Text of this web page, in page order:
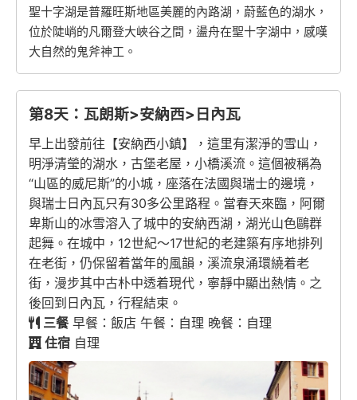
聖十字湖是普羅旺斯地區美麗的內路湖，蔚藍色的湖水，
位於陡峭的凡爾登大峽谷之間，盪舟在聖十字湖中，感嘆
大自然的鬼斧神工。
第8天：瓦朗斯>安納西>日內瓦
早上出發前往【安納西小鎮】，這里有潔淨的雪山，
明淨清瑩的湖水，古堡老屋，小橋溪流。這個被稱為
“山區的威尼斯”的小城，座落在法國與瑞士的邊境，
與瑞士日內瓦只有30多公里路程。當春天來臨，阿爾
卑斯山的冰雪溶入了城中的安納西湖，湖光山色鷗群
起舞。在城中，12世紀～17世紀的老建築有序地排列
在老街，仍保留着當年的風韻，溪流泉涌環繞着老
街，漫步其中古朴中透着現代，寧靜中顯出熱情。之
後回到日內瓦，行程結束。
三餐早餐：飯店 午餐：自理 晚餐：自理
住宿 自理